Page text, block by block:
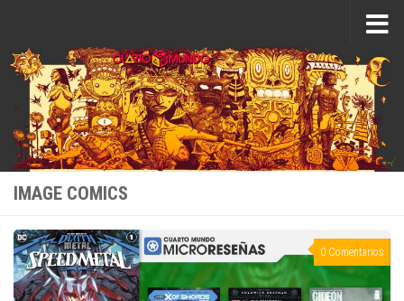
IMAGE COMICS
0 Comentarios